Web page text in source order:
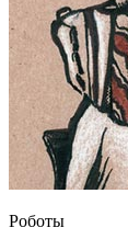
Роботы